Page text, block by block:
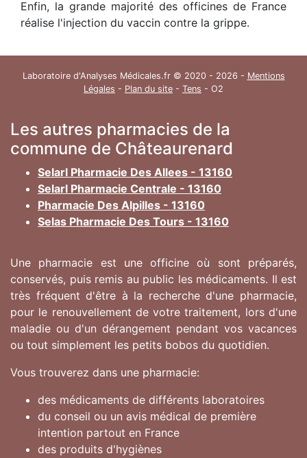
Enfin, la grande majorité des officines de France
réalise l'injection du vaccin contre la grippe.
Laboratoire d'Analyses Médicales.fr © 2020 - 2026 - Mentions
Légales - Plan du site - Tens - O2
Les autres pharmacies de la
commune de Châteaurenard
Selarl Pharmacie Des Allees - 13160
Selarl Pharmacie Centrale - 13160
Pharmacie Des Alpilles - 13160
Selas Pharmacie Des Tours - 13160
Une pharmacie est une officine où sont préparés,
conservés, puis remis au public les médicaments. Il est
très fréquent d'être à la recherche d'une pharmacie,
pour le renouvellement de votre traitement, lors d'une
maladie ou d'un dérangement pendant vos vacances
ou tout simplement les petits bobos du quotidien.
Vous trouverez dans une pharmacie:
des médicaments de différents laboratoires
du conseil ou un avis médical de première
intention partout en France
des produits d'hygiènes